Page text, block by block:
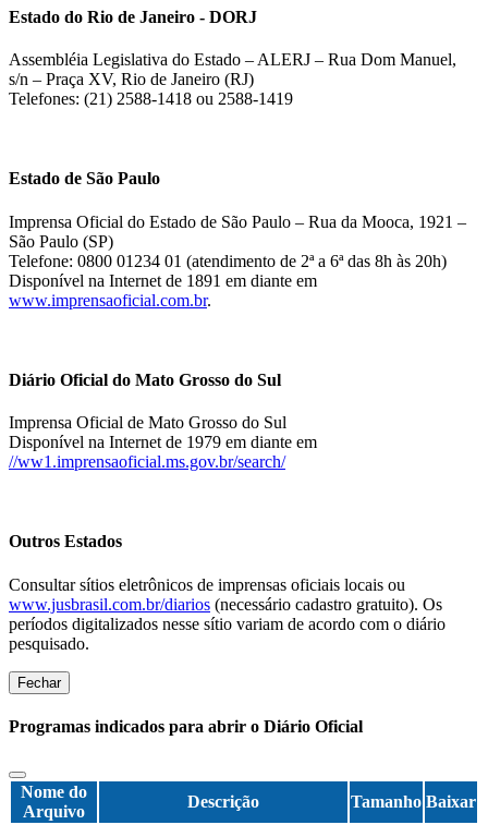
Estado do Rio de Janeiro - DORJ
Assembléia Legislativa do Estado – ALERJ – Rua Dom Manuel,
s/n – Praça XV, Rio de Janeiro (RJ)
Telefones: (21) 2588-1418 ou 2588-1419
Estado de São Paulo
Imprensa Oficial do Estado de São Paulo – Rua da Mooca, 1921 –
São Paulo (SP)
Telefone: 0800 01234 01 (atendimento de 2ª a 6ª das 8h às 20h)
Disponível na Internet de 1891 em diante em
www.imprensaoficial.com.br.
Diário Oficial do Mato Grosso do Sul
Imprensa Oficial de Mato Grosso do Sul
Disponível na Internet de 1979 em diante em
//ww1.imprensaoficial.ms.gov.br/search/
Outros Estados
Consultar sítios eletrônicos de imprensas oficiais locais ou
www.jusbrasil.com.br/diarios (necessário cadastro gratuito). Os
períodos digitalizados nesse sítio variam de acordo com o diário
pesquisado.
Fechar
Programas indicados para abrir o Diário Oficial
Nome do
Arquivo
Descrição Tamanho Baixar